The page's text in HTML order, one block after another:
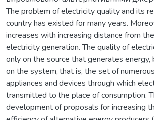
The problem of electricity quality and its
country has existed for many years.
increases with increasing distance from
electricity generation. The quality of
only on the source that generates
on the system, that is, the set of
appliances and devices through which
transmitted to the place of consumption.
development of proposals for increasing